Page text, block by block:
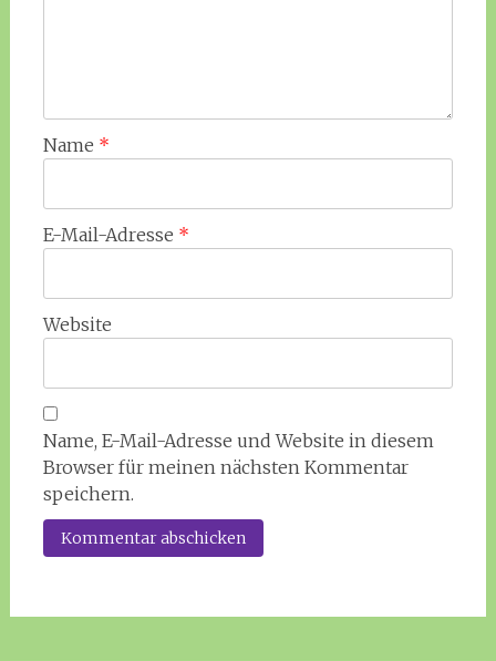
Name *
E-Mail-Adresse *
Website
Name, E-Mail-Adresse und Website in diesem
Browser für meinen nächsten Kommentar
speichern.